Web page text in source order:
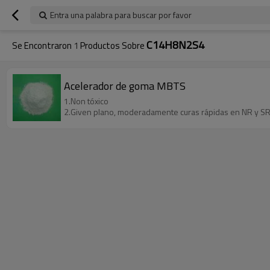
Entra una palabra para buscar por favor
Se Encontraron 1 Productos SobreC14H8N2S4
Acelerador de goma MBTS
1.Non tóxico
2.Given plano, moderadamente curas rápidas en NR y SR